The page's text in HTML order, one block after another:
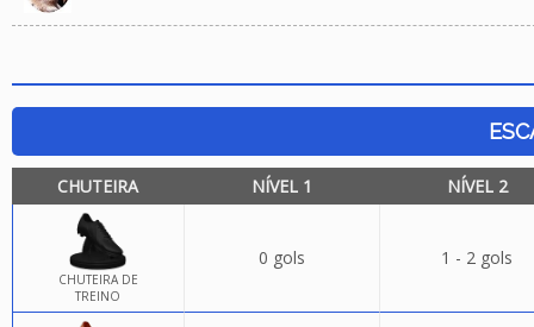
CHUTEIRA NÍVEL 1 NÍVEL 2
CHUTEIRA DE
TREINO
0 gols 1 - 2 gols